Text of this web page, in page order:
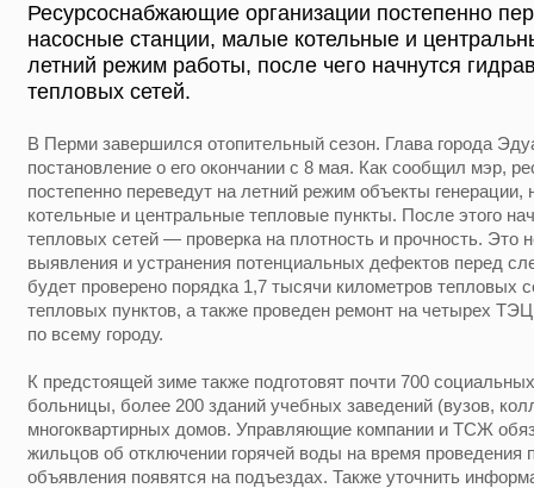
Ресурсоснабжающие организации постепенно
насосные станции, малые котельные и
летний режим работы, после чего начнутся
тепловых сетей.
В Перми завершился отопительный сезон. Глава города
постановление о его окончании с 8 мая. Как сообщил мэр,
постепенно переведут на летний режим объекты
котельные и центральные тепловые пункты. После этого
тепловых сетей — проверка на плотность и прочность. Это
выявления и устранения потенциальных дефектов перед
будет проверено порядка 1,7 тысячи километров тепловых
тепловых пунктов, а также проведен ремонт на четырех
по всему городу.
К предстоящей зиме также подготовят почти 700
больницы, более 200 зданий учебных заведений (вузов,
многоквартирных домов. Управляющие компании и ТСЖ
жильцов об отключении горячей воды на время
объявления появятся на подъездах. Также уточнить